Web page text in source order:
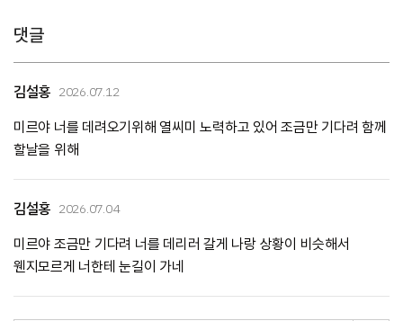
댓글
김설홍 2026.07.12
미르야 너를 데려오기위해 열씨미 노력하고 있어 조금만 기다려 함께
할날을 위해
김설홍 2026.07.04
미르야 조금만 기다려 너를 데리러 갈게 나랑 상황이 비슷해서
웬지모르게 너한테 눈길이 가네